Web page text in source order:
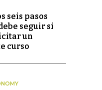
seis pasos
seguir si
un
curso